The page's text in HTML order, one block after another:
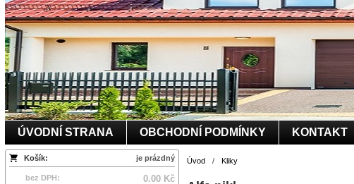
ÚVODNÍ STRANA OBCHODNÍ PODMÍNKY KONTAKT
Košík: je prázdný
bez DPH: 0.00 Kč
Úvod / Kliky